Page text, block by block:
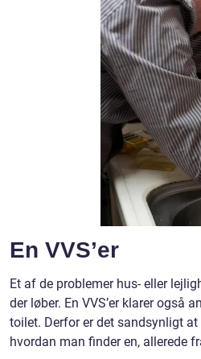
En VVS’er
Et af de problemer hus- eller
der løber. En VVS’er klarer også
toilet. Derfor er det sandsynligt
hvordan man finder en, allerede